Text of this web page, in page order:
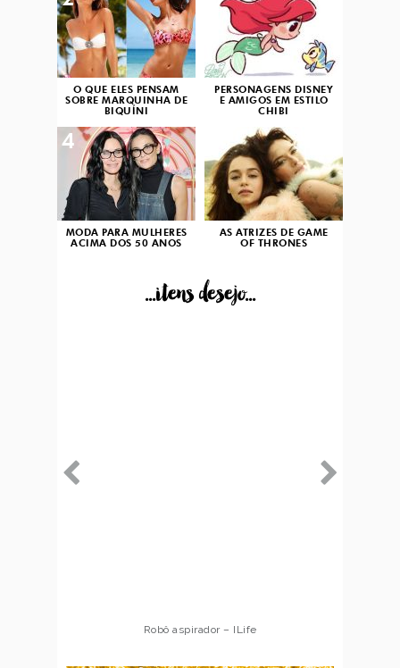
O QUE ELES PENSAM
SOBRE MARQUINHA DE
BIQUÍNI
PERSONAGENS DISNEY
E AMIGOS EM ESTILO
CHIBI
MODA PARA MULHERES
ACIMA DOS 50 ANOS
4
AS ATRIZES DE GAME
OF THRONES
...itens desejo...
Robô aspirador – ILife